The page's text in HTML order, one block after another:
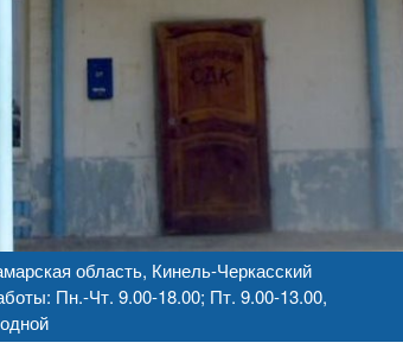
область, Кинель-Черкасский
Пн.-Чт. 9.00-18.00; Пт. 9.00-13.00,